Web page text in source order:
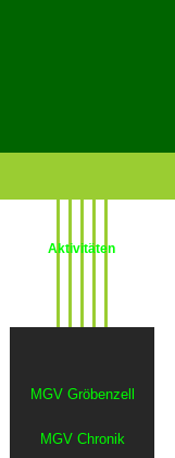
Aktivitäten
MGV Gröbenzell
MGV Chronik